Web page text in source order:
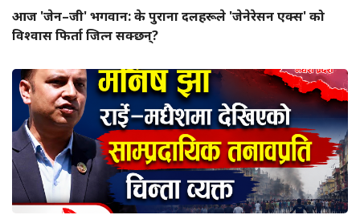
आज 'जेन–जी' भगवान: के पुराना दलहरूले 'जेनेरेसन एक्स' को
विश्वास फिर्ता जित्न सक्छन्?